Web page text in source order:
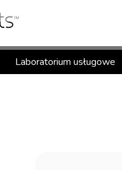
Laboratorium usługowe